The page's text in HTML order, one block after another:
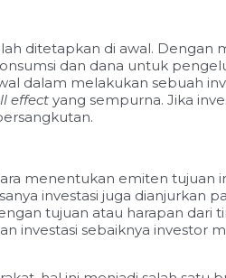
ditetapkan di awal. Dengan
dan dana untuk
dalam melakukan sebuah
effect yang sempurna. Jika
menentukan emiten tujuan
investasi juga dianjurkan
tujuan atau harapan dari
sebaiknya investor